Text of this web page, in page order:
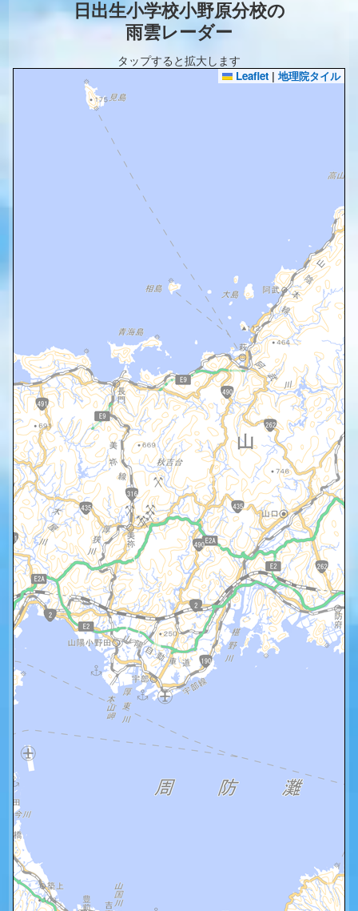
日出生小学校小野原分校の
雨雲レーダー
タップすると拡大します
Leaflet | 地理院タイル